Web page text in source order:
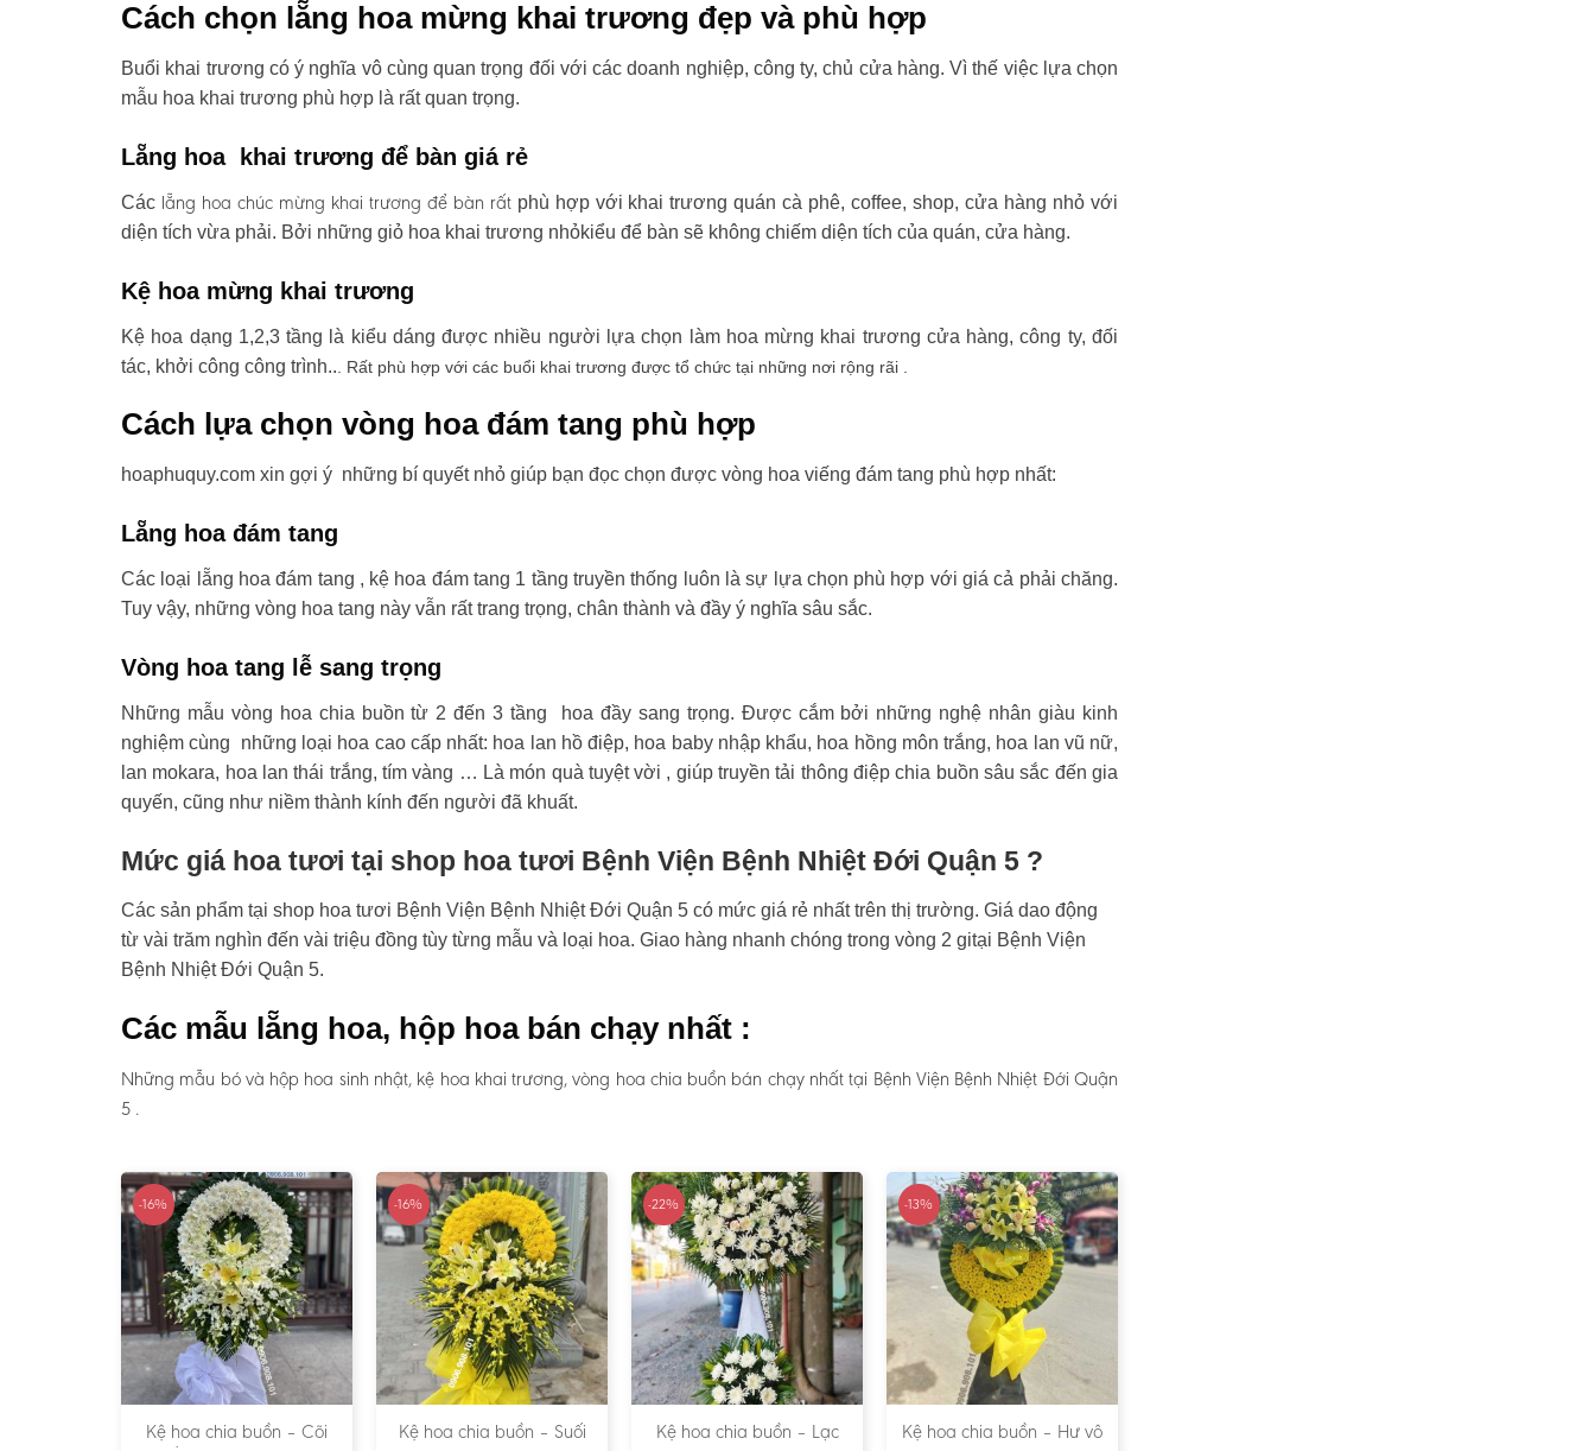
Cách chọn lẵng hoa mừng khai trương đẹp và phù hợp
Buổi khai trương có ý nghĩa vô cùng quan trọng đối với các doanh nghiệp, công ty, chủ cửa hàng. Vì thế việc lựa chọn
mẫu hoa khai trương phù hợp là rất quan trọng.
Lẵng hoa khai trương để bàn giá rẻ
Các lẵng hoa chúc mừng khai trương để bàn rấtphù hợp với khai trương quán cà phê, coffee, shop, cửa hàng nhỏ với
diện tích vừa phải. Bởi những giỏ hoa khai trương nhỏkiểu để bàn sẽ không chiếm diện tích của quán, cửa hàng.
Kệ hoa mừng khai trương
Kệ hoa dạng 1,2,3 tầng là kiểu dáng được nhiều người lựa chọn làm hoa mừng khai trương cửa hàng, công ty, đối
tác, khởi công công trình.. . Rất phù hợp với các buổi khai trương được tổ chức tại những nơi rộng rãi .
Cách lựa chọn vòng hoa đám tang phù hợp
hoaphuquy.com xin gợi ý những bí quyết nhỏ giúp bạn đọc chọn được vòng hoa viếng đám tang phù hợp nhất:
Lẵng hoa đám tang
Các loại lẵng hoa đám tang , kệ hoa đám tang 1 tầng truyền thống luôn là sự lựa chọn phù hợp với giá cả phải chăng.
Tuy vậy, những vòng hoa tang này vẫn rất trang trọng, chân thành và đầy ý nghĩa sâu sắc.
Vòng hoa tang lễ sang trọng
Những mẫu vòng hoa chia buồn từ 2 đến 3 tầng hoa đầy sang trọng. Được cắm bởi những nghệ nhân giàu kinh
nghiệm cùng những loại hoa cao cấp nhất: hoa lan hồ điệp, hoa baby nhập khẩu, hoa hồng môn trắng, hoa lan vũ nữ,
lan mokara, hoa lan thái trắng, tím vàng … Là món quà tuyệt vời , giúp truyền tải thông điệp chia buồn sâu sắc đến gia
quyến, cũng như niềm thành kính đến người đã khuất.
Mức giá hoa tươi tại shop hoa tươi Bệnh Viện Bệnh Nhiệt Đới Quận 5 ?
Các sản phẩm tại shop hoa tươi Bệnh Viện Bệnh Nhiệt Đới Quận 5 có mức giá rẻ nhất trên thị trường. Giá dao động
từ vài trăm nghìn đến vài triệu đồng tùy từng mẫu và loại hoa. Giao hàng nhanh chóng trong vòng 2 gitại Bệnh Viện
Bệnh Nhiệt Đới Quận 5.
Các mẫu lẵng hoa, hộp hoa bán chạy nhất :
Những mẫu bó và hộp hoa sinh nhật, kệ hoa khai trương, vòng hoa chia buồn bán chạy nhất tại Bệnh Viện Bệnh Nhiệt Đới Quận
5 .
-16%
Kệ hoa chia buồn – Cõi
-16%
Kệ hoa chia buồn – Suối
-22%
Kệ hoa chia buồn – Lạc
-13%
Kệ hoa chia buồn – Hư vô